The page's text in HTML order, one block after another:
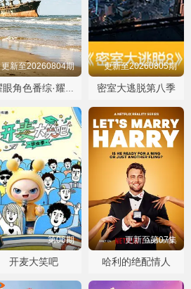
更新至20260804期
耀眼角色番综·耀眼一夏
更新至20260805期
密室大逃脱第八季
第06期
开麦大笑吧
更新至第07集
哈利的绝配情人